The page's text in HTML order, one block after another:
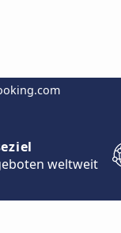
weltweit